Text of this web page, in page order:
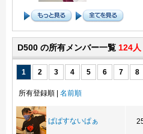
D500 の所有メンバー一覧 124人
1 2 3 4 5 6 7 8
所有登録順 | 名前順
ぱぱすないぱぁ